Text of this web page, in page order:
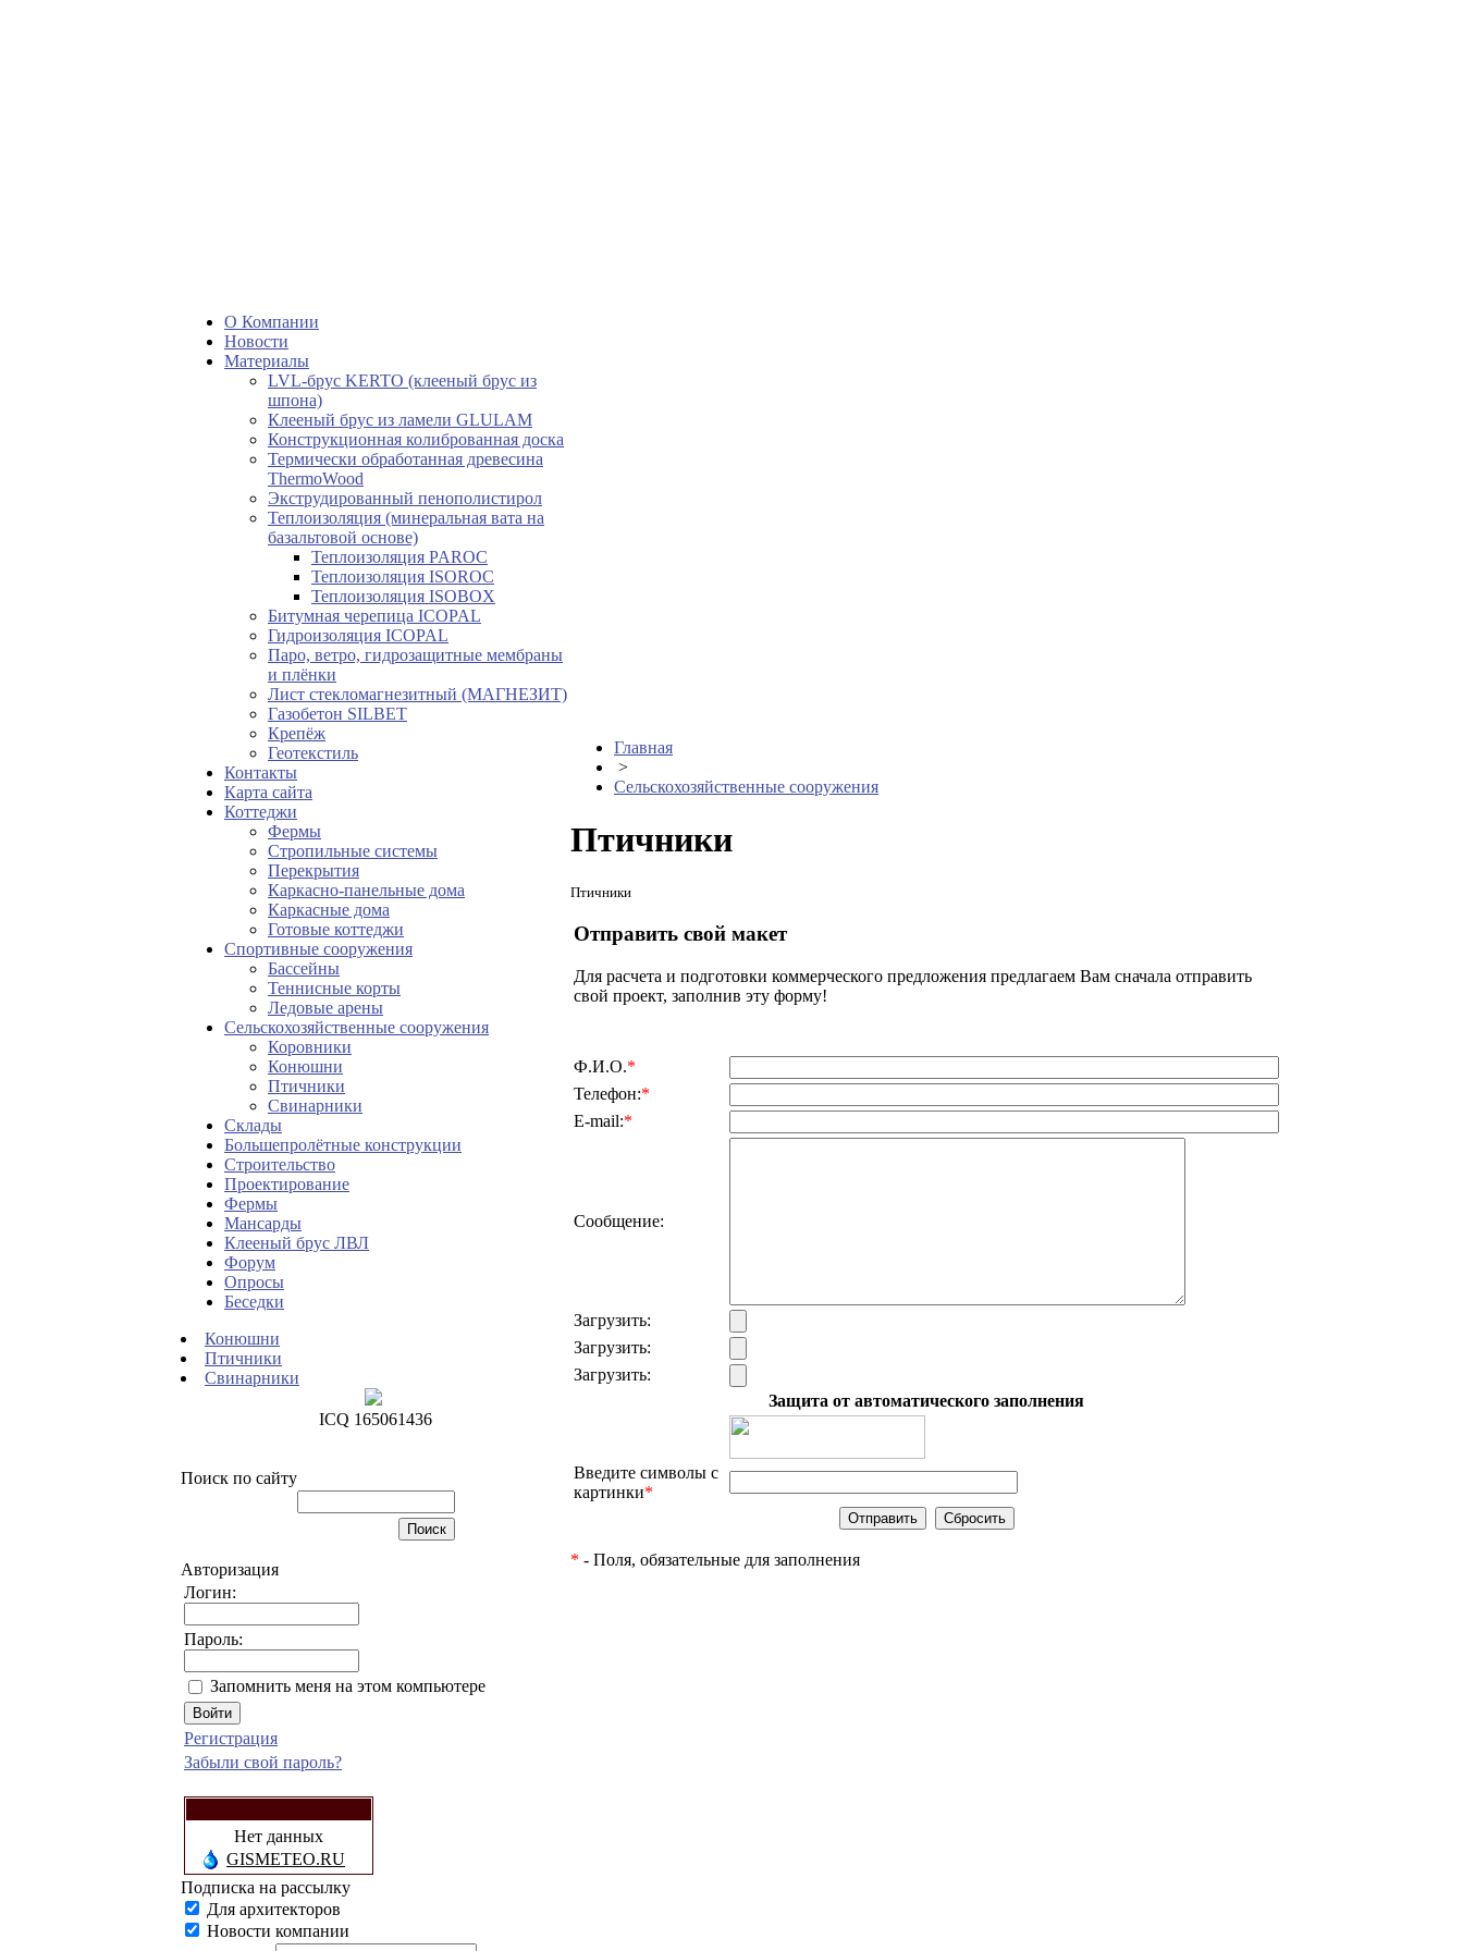
О Компании
Новости
Материалы
LVL-брус KERTO (клееный брус из
шпона)
Клееный брус из ламели GLULAM
Конструкционная колиброванная доска
Термически обработанная древесина
ThermoWood
Экструдированный пенополистирол
Теплоизоляция (минеральная вата на
базальтовой основе)
Теплоизоляция PAROC
Теплоизоляция ISOROC
Теплоизоляция ISOBOX
Битумная черепица ICOPAL
Гидроизоляция ICOPAL
Паро, ветро, гидрозащитные мембраны
и плёнки
Лист стекломагнезитный (МАГНЕЗИТ)
Газобетон SILBET
Крепёж
Геотекстиль
Контакты
Карта сайта
Коттеджи
Фермы
Стропильные системы
Перекрытия
Каркасно-панельные дома
Каркасные дома
Готовые коттеджи
Спортивные сооружения
Бассейны
Теннисные корты
Ледовые арены
Сельскохозяйственные сооружения
Коровники
Конюшни
Птичники
Свинарники
Склады
Большепролётные конструкции
Строительство
Проектирование
Фермы
Мансарды
Клееный брус ЛВЛ
Форум
Опросы
Беседки
Конюшни
Птичники
Свинарники
ICQ 165061436
Поиск по сайту
Авторизация
Логин:
Пароль:
Запомнить меня на этом компьютере
Регистрация
Забыли свой пароль?
Нет данных
GISMETEO.RU
Подписка на рассылку
Для архитекторов
Новости компании
Главная
>
Сельскохозяйственные сооружения
Птичники
Птичники
Отправить свой макет
Для расчета и подготовки коммерческого предложения предлагаем Вам сначала отправить
свой проект, заполнив эту форму!
Ф.И.О.*
Телефон:*
E-mail:*
Сообщение:
Загрузить:
Загрузить:
Загрузить:
Защита от автоматического заполнения
Введите символы с
картинки*
* - Поля, обязательные для заполнения